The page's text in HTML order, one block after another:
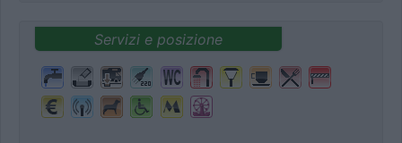
Servizi e posizione